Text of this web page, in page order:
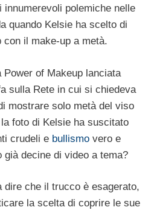
polemiche nelle
quando Kelsie ha scelto di
con il make-up a metà.
Power of Makeup lanciata
sulla Rete in cui si chiedeva
mostrare solo metà del viso
foto di Kelsie ha suscitato
crudeli e bullismo vero e
già decine di video a tema?
dire che il trucco è esagerato,
la scelta di coprire le sue